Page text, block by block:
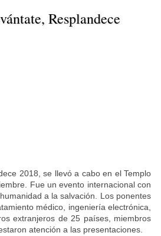
Resplandece
2018, se llevó a cabo en el Templo
Fue un evento internacional con
a la salvación. Los ponentes
médico, ingeniería electrónica,
extranjeros de 25 países, miembros
atención a las presentaciones.